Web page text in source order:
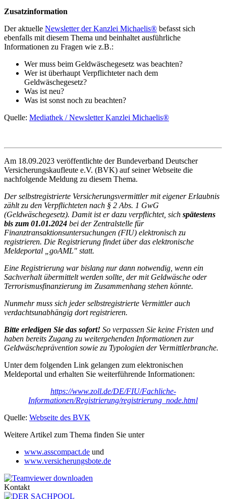
Zusatzinformation
Der aktuelle Newsletter der Kanzlei Michaelis® befasst sich
ebenfalls mit diesem Thema und beinhaltet ausführliche
Informationen zu Fragen wie z.B.:
Wer muss beim Geldwäschegesetz was beachten?
Wer ist überhaupt Verpflichteter nach dem
Geldwäschegesetz?
Was ist neu?
Was ist sonst noch zu beachten?
Quelle: Mediathek / Newsletter Kanzlei Michaelis®
Am 18.09.2023 veröffentlichte der Bundeverband Deutscher
Versicherungskaufleute e.V. (BVK) auf seiner Webseite die
nachfolgende Meldung zu diesem Thema.
Der selbstregistrierte Versicherungsvermittler mit eigener Erlaubnis
zählt zu den Verpflichteten nach § 2 Abs. 1 GwG
(Geldwäschegesetz). Damit ist er dazu verpflichtet, sich spätestens
bis zum 01.01.2024 bei der Zentralstelle für
Finanztransaktionsuntersuchungen (FIU) elektronisch zu
registrieren. Die Registrierung findet über das elektronische
Meldeportal „goAML" statt.
Eine Registrierung war bislang nur dann notwendig, wenn ein
Sachverhalt übermittelt werden sollte, der mit Geldwäsche oder
Terrorismusfinanzierung im Zusammenhang stehen könnte.
Nunmehr muss sich jeder selbstregistrierte Vermittler auch
verdachtsunabhängig dort registrieren.
Bitte erledigen Sie das sofort! So verpassen Sie keine Fristen und
haben bereits Zugang zu weitergehenden Informationen zur
Geldwäscheprävention sowie zu Typologien der Vermittlerbranche.
Unter dem folgenden Link gelangen zum elektronischen
Meldeportal und erhalten Sie weiterführende Informationen:
https://www.zoll.de/DE/FIU/Fachliche-
Informationen/Registrierung/registrierung_node.html
Quelle: Webseite des BVK
Weitere Artikel zum Thema finden Sie unter
www.asscompact.de und
www.versicherungsbote.de
Kontakt